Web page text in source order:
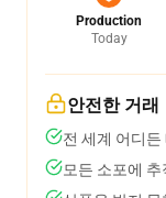
Production
Today
안전한 거래
전 세계 어디든
모든 소포에